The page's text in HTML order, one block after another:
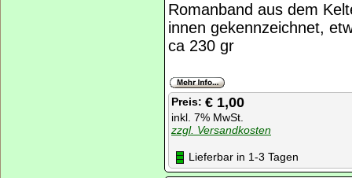
Romanband aus dem
innen gekennzeichnet,
ca 230 gr
Preis: € 1,00
inkl. 7% MwSt.
zzgl. Versandkosten
Lieferbar in 1-3 Tagen